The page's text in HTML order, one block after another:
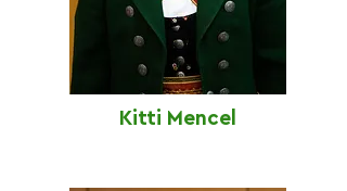
Kitti Mencel